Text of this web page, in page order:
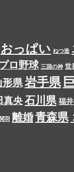
おっぱい ねつ造
ロ野球 三国の神 世
形県岩手県
真央石川県 福
関羽 離婚青森県